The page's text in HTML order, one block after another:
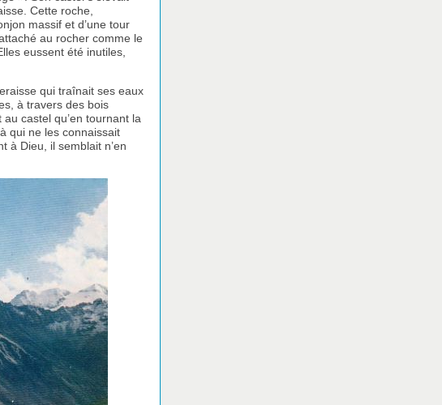
Cette roche,
massif et d’une tour
au rocher comme le
eussent été inutiles,
qui traînait ses eaux
à travers des bois
castel qu’en tournant la
qui ne les connaissait
à Dieu, il semblait n’en